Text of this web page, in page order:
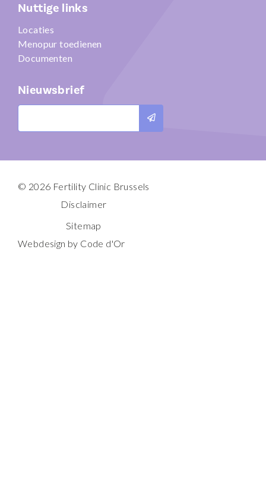
Nuttige links
Locaties
Menopur toedienen
Documenten
Nieuwsbrief
Verzend
© 2026 Fertility Clinic Brussels
Disclaimer
Sitemap
Webdesign by Code d'Or